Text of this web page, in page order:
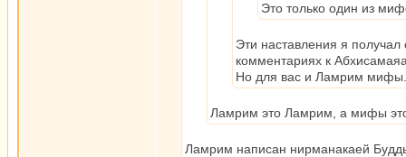
Это только один из
Эти наставления я
комментариях к
Но для вас и Ламрим
Ламрим это Ламрим, а мифы
Ламрим написан нирманакаей